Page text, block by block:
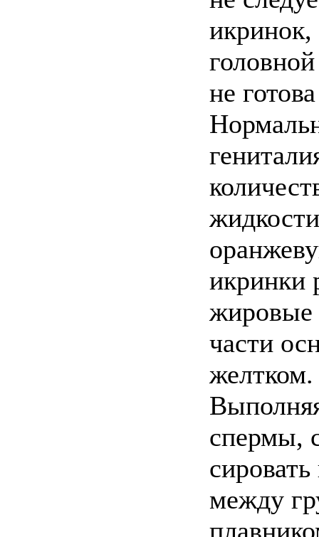
икринок,
не
икринки
жировые
части
желтком.
спермы,
между